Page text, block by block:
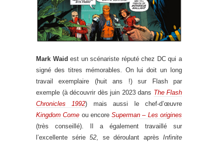
Mark Waid est un scénariste réputé chez DC qui a
signé des titres mémorables. On lui doit un long
travail exemplaire (huit ans !) sur Flash par
exemple (à découvrir dès juin 2023 dans The Flash
Chronicles 1992) mais aussi le chef-d’œuvre
Kingdom Come ou encoreSuperman – Les origines
(très conseillé). Il a également travaillé sur
l’excellente série 52, se déroulant après Infinite